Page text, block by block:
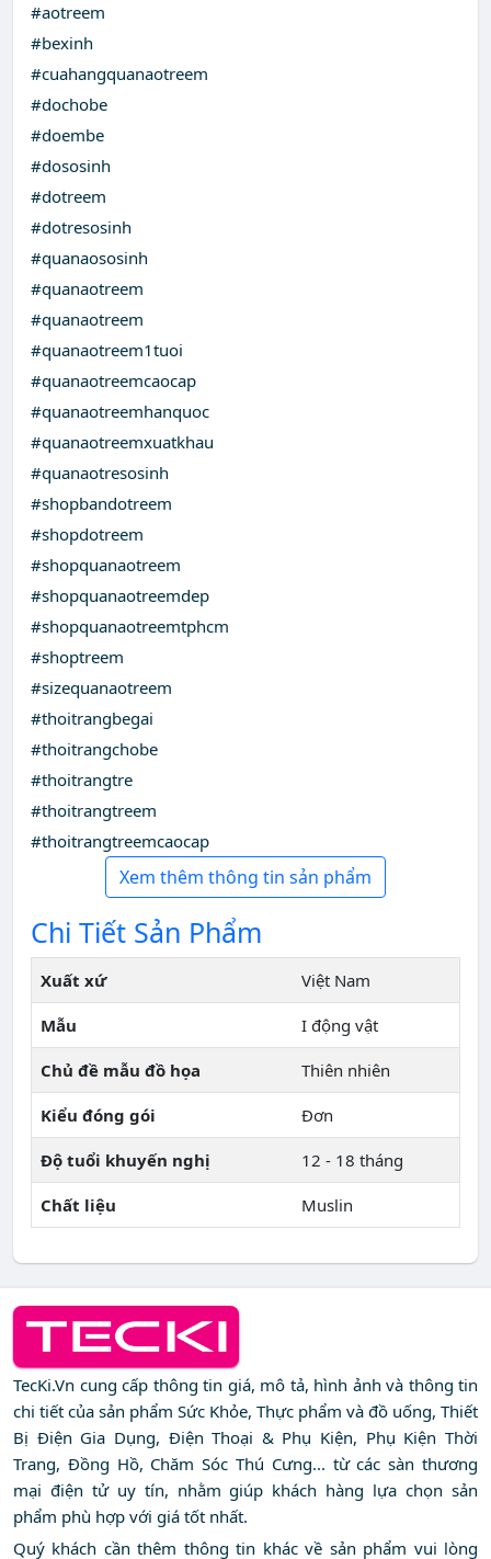
#aotreem
#bexinh
#cuahangquanaotreem
#dochobe
#doembe
#dososinh
#dotreem
#dotresosinh
#quanaososinh
#quanaotreem
#quanaotreem
#quanaotreem1tuoi
#quanaotreemcaocap
#quanaotreemhanquoc
#quanaotreemxuatkhau
#quanaotresosinh
#shopbandotreem
#shopdotreem
#shopquanaotreem
#shopquanaotreemdep
#shopquanaotreemtphcm
#shoptreem
#sizequanaotreem
#thoitrangbegai
#thoitrangchobe
#thoitrangtre
#thoitrangtreem
#thoitrangtreemcaocap
Xem thêm thông tin sản phẩm
Chi Tiết Sản Phẩm
Xuất xứ Việt Nam
Mẫu I động vật
Chủ đề mẫu đồ họa Thiên nhiên
Kiểu đóng gói Đơn
Độ tuổi khuyến nghị 12 - 18 tháng
Chất liệu Muslin
TecKi.Vn cung cấp thông tin giá, mô tả, hình ảnh và thông tin
chi tiết của sản phẩm Sức Khỏe, Thực phẩm và đồ uống, Thiết
Bị Điện Gia Dụng, Điện Thoại & Phụ Kiện, Phụ Kiện Thời
Trang, Đồng Hồ, Chăm Sóc Thú Cưng... từ các sàn thương
mại điện tử uy tín, nhằm giúp khách hàng lựa chọn sản
phẩm phù hợp với giá tốt nhất.
Quý khách cần thêm thông tin khác về sản phẩm vui lòng